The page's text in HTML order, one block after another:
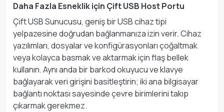
Daha Fazla Esneklik için Çift USB Host Portu
Çift USB Sunucusu, geniş bir USB cihaz tipi
yelpazesine doğrudan bağlanmanıza izin verir. Cihaz
yazılımları, dosyalar ve konfigürasyonları çoğaltmak
veya kolayca basmak ve aktarmak için flaş bellek
kullanın. Aynı anda bir barkod okuyucu ve klavye
bağlayarak veri girişini basitleştirin; iki ana bilgisayar
bağlantı noktası sayesinde çevre birimlerini takıp
çıkarmak gerekmez.